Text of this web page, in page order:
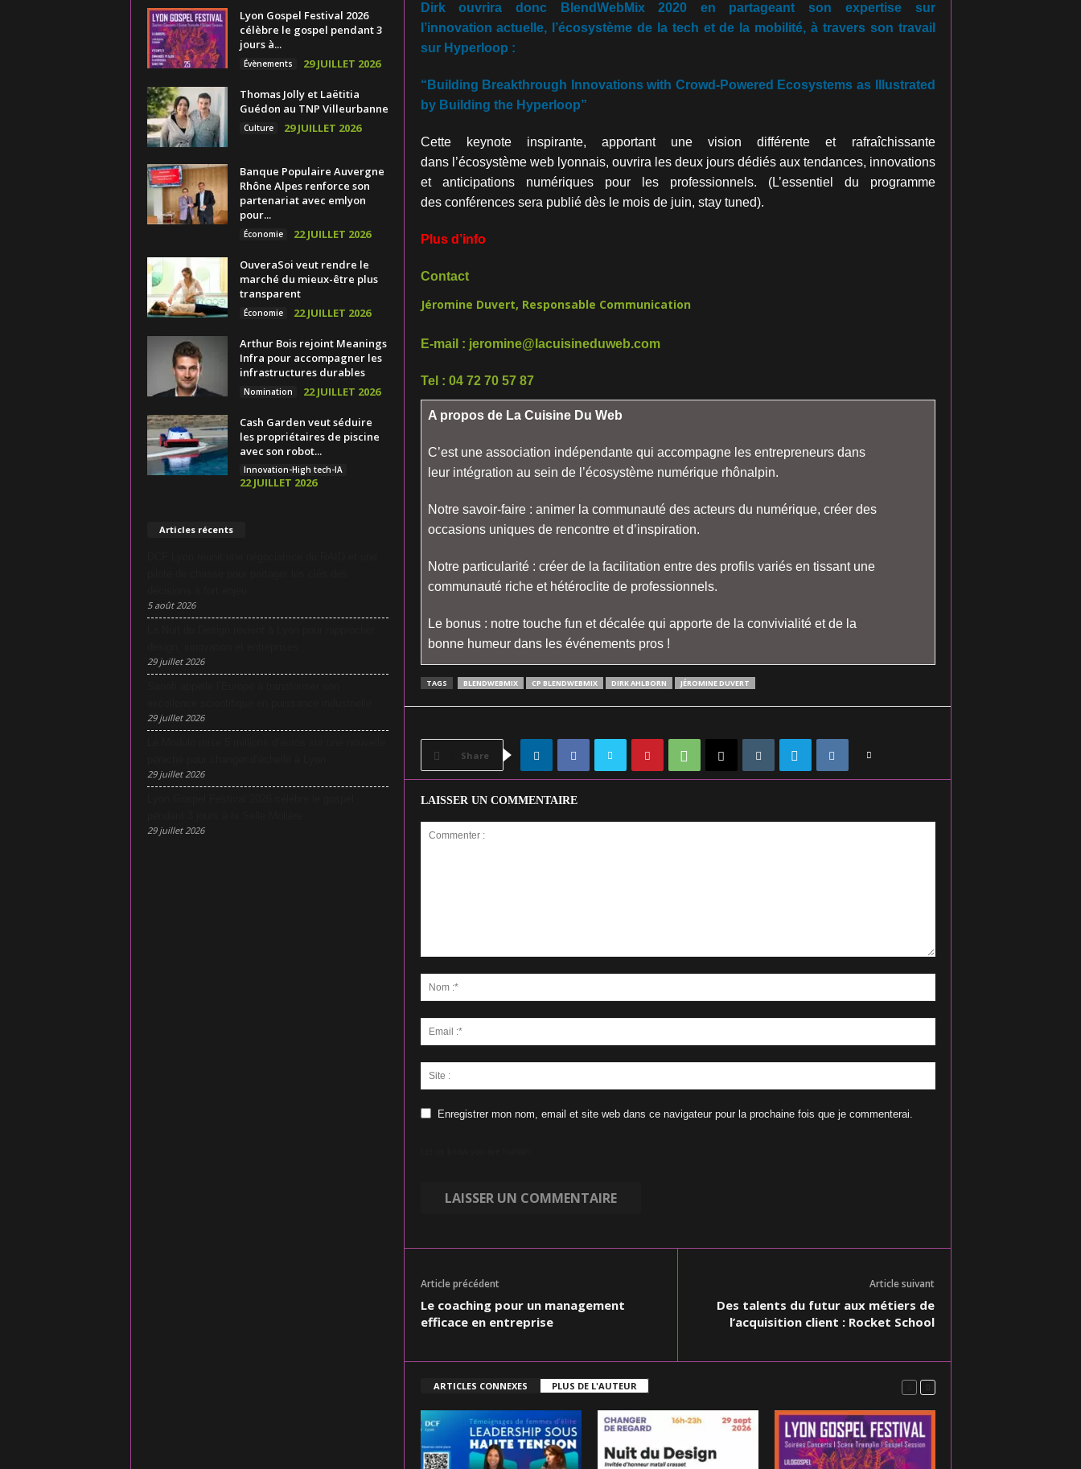
Dirk ouvrira donc BlendWebMix 2020 en partageant son expertise sur
l’innovationactuelle, l’écosystème de la tech et de la mobilité, à travers son travail
sur Hyperloop :
“Building Breakthrough Innovations with Crowd-Powered Ecosystems as Illustrated
by Building the Hyperloop”
Cette keynote inspirante, apportant une vision différente et rafraîchissante
dans l’écosystème web lyonnais, ouvrira les deux jours dédiés aux tendances, innovations
et anticipations numériques pour les professionnels. (L’essentiel du programme
des conférences sera publié dès le mois de juin, stay tuned).
Plus d’info
Contact
Jéromine Duvert, Responsable Communication
E-mail : jeromine@lacuisineduweb.com
Tel : 04 72 70 57 87
A propos de La Cuisine Du Web
C’est une association indépendante qui accompagne les entrepreneurs dans
leur intégration au sein de l’écosystème numérique rhônalpin.
Notre savoir-faire : animer la communauté des acteurs du numérique, créer des
occasions uniques de rencontre et d’inspiration.
Notre particularité : créer de la facilitation entre des profils variés en tissant une
communauté riche et hétéroclite de professionnels.
Le bonus : notre touche fun et décalée qui apporte de la convivialité et de la
bonne humeur dans les événements pros !
TAGS BLENDWEBMIX CP BLENDWEBMIX DIRK AHLBORN JÉROMINE DUVERT
Share
LAISSER UN COMMENTAIRE
Enregistrer mon nom, email et site web dans ce navigateur pour la prochaine fois que je commenterai.
Article précédent
Le coaching pour un management
efficace en entreprise
Article suivant
Des talents du futur aux métiers de
l’acquisition client : Rocket School
ARTICLES CONNEXES PLUS DE L'AUTEUR
Lyon Gospel Festival 2026
célèbre le gospel pendant 3
jours à...
Évènements 29 JUILLET 2026
Thomas Jolly et Laëtitia
Guédon au TNP Villeurbanne
Culture 29 JUILLET 2026
Banque Populaire Auvergne
Rhône Alpes renforce son
partenariat avec emlyon
pour...
Économie 22 JUILLET 2026
OuveraSoi veut rendre le
marché du mieux-être plus
transparent
Économie 22 JUILLET 2026
Arthur Bois rejoint Meanings
Infra pour accompagner les
infrastructures durables
Nomination 22 JUILLET 2026
Cash Garden veut séduire
les propriétaires de piscine
avec son robot...
Innovation-High tech-IA
22 JUILLET 2026
Articles récents
5 août 2026
29 juillet 2026
29 juillet 2026
29 juillet 2026
29 juillet 2026